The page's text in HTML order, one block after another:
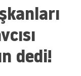
Kahramanmaraş
Muğla
dedi!